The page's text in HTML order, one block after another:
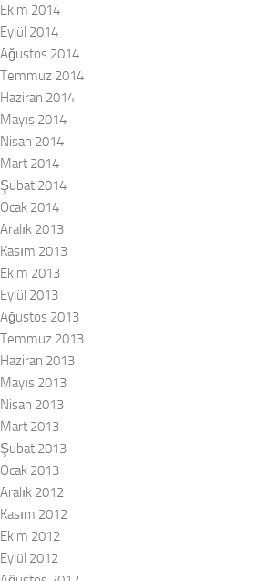
Ekim 2014
Eylül 2014
Ağustos 2014
Temmuz 2014
Haziran 2014
Mayıs 2014
Nisan 2014
Mart 2014
Şubat 2014
Ocak 2014
Aralık 2013
Kasım 2013
Ekim 2013
Eylül 2013
Ağustos 2013
Temmuz 2013
Haziran 2013
Mayıs 2013
Nisan 2013
Mart 2013
Şubat 2013
Ocak 2013
Aralık 2012
Kasım 2012
Ekim 2012
Eylül 2012